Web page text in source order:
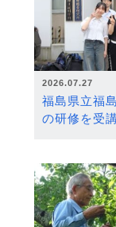
2026.07.27
福島県立福
の研修を受